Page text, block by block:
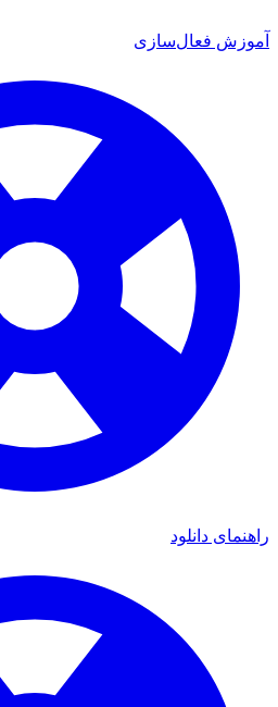
فعال‌سازی
دانلود